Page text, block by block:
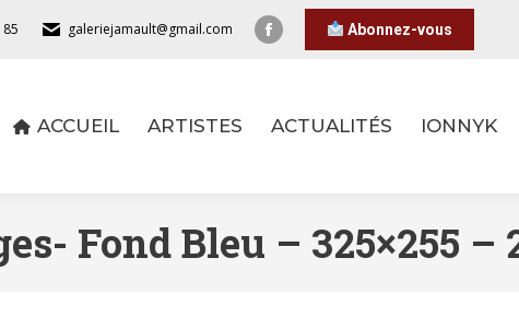
galeriejamault@gmail.com Abonnez-vous
ACCUEIL ARTISTES ACTUALITÉS IONNYK
Fond Bleu – 325×255 –